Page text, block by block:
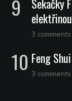
Sekačky
3 comments
Feng
3 comments